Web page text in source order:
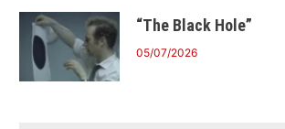
“The Black Hole”
05/07/2026